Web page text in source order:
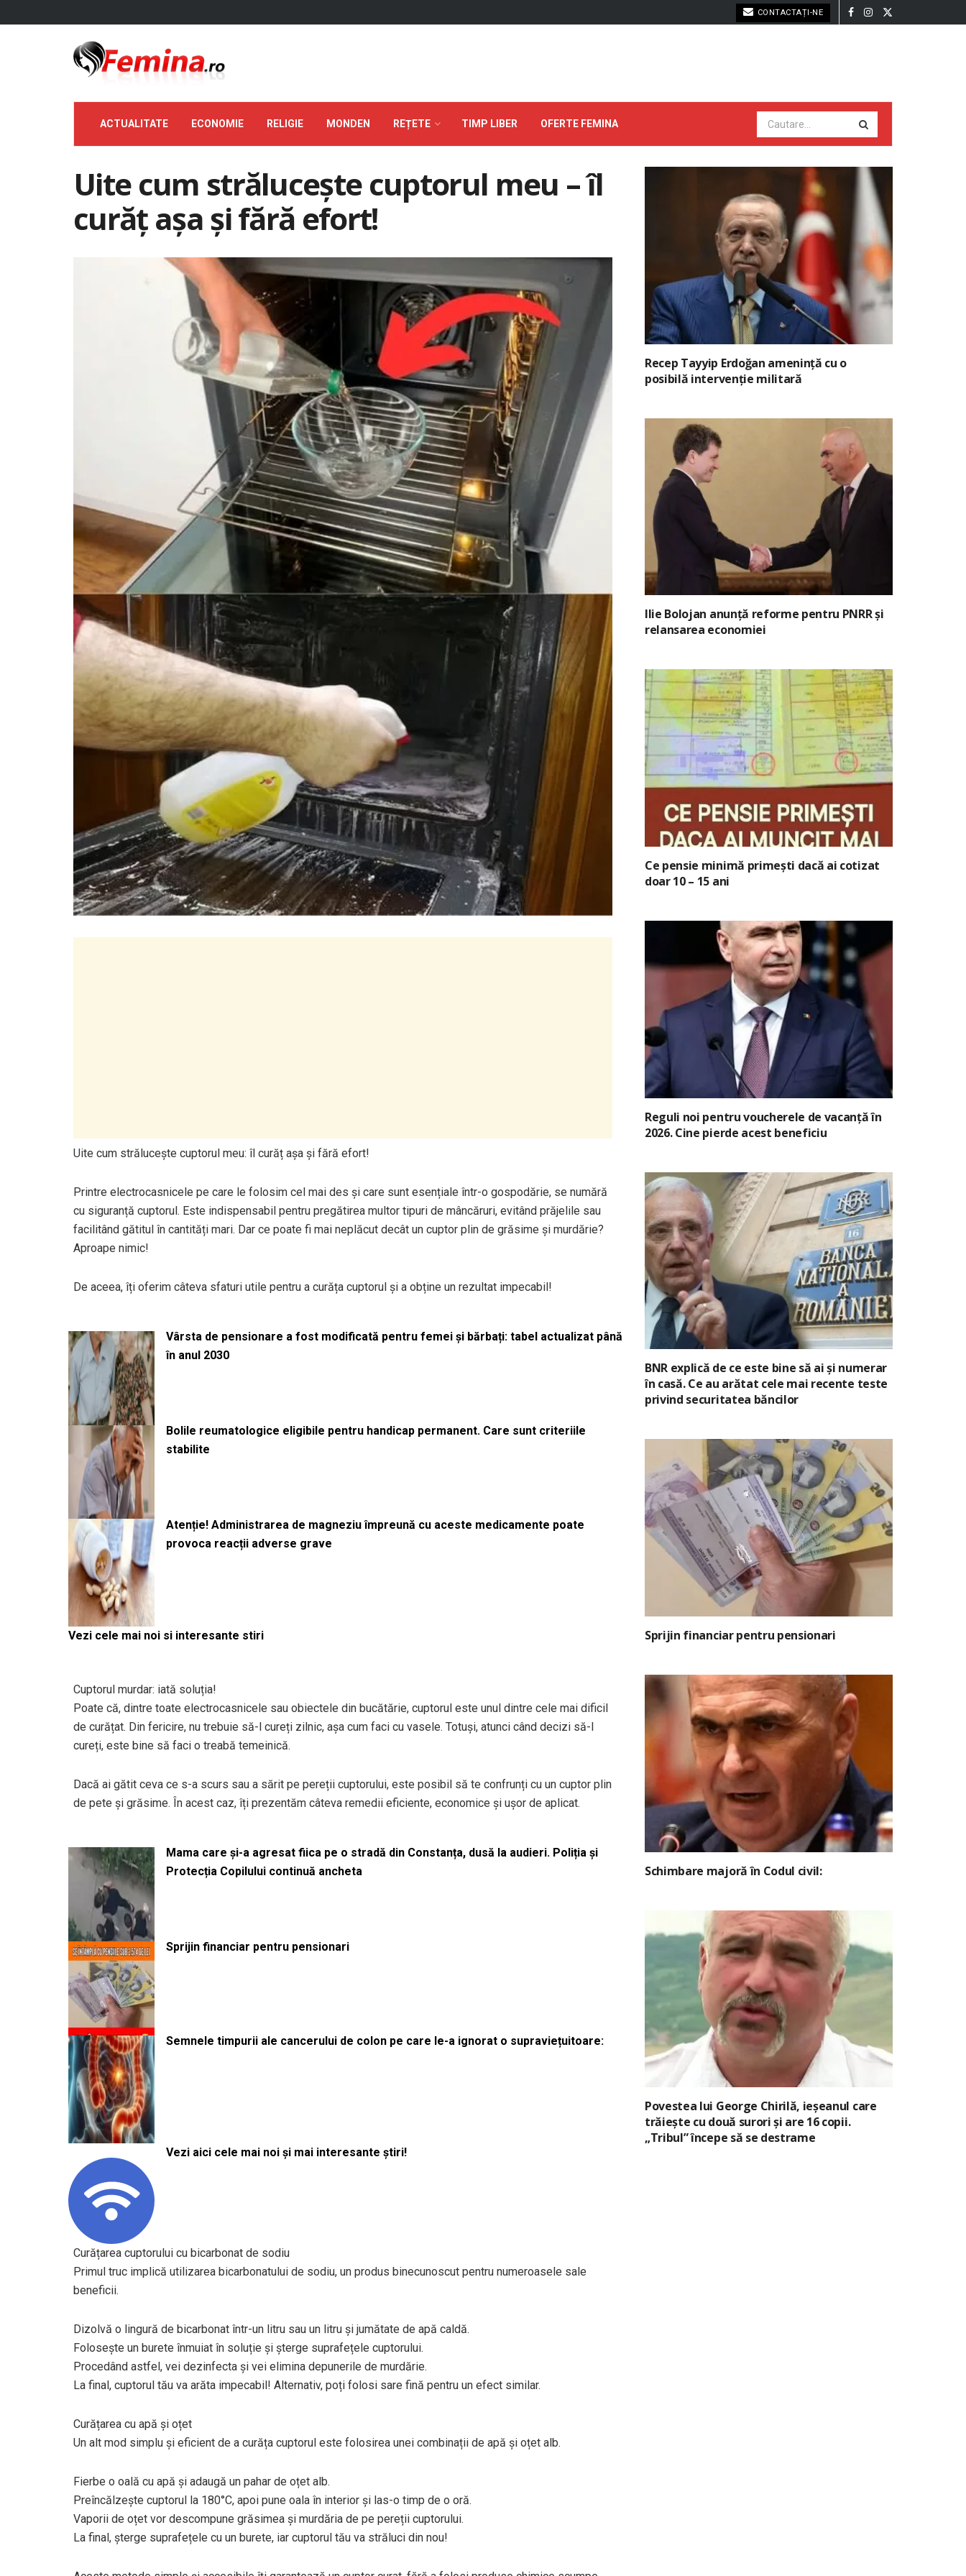
CONTACTAȚI-NE
ACTUALITATE ECONOMIE RELIGIE MONDEN REȚETE TIMP LIBER OFERTE FEMINA
Uite cum strălucește cuptorul meu – îl
curăț așa și fără efort!
Uite cum strălucește cuptorul meu: îl curăț așa și fără efort!
Printre electrocasnicele pe care le folosim cel mai des și care sunt esențiale într-o gospodărie, se numără
cu siguranță cuptorul. Este indispensabil pentru pregătirea multor tipuri de mâncăruri, evitând prăjelile sau
facilitând gătitul în cantități mari. Dar ce poate fi mai neplăcut decât un cuptor plin de grăsime și murdărie?
Aproape nimic!
De aceea, îți oferim câteva sfaturi utile pentru a curăța cuptorul și a obține un rezultat impecabil!
Vârsta de pensionare a fost modificată pentru femei și bărbați: tabel actualizat până
în anul 2030
Bolile reumatologice eligibile pentru handicap permanent. Care sunt criteriile
stabilite
Atenție! Administrarea de magneziu împreună cu aceste medicamente poate
provoca reacții adverse grave
Vezi cele mai noi si interesante stiri
Cuptorul murdar: iată soluția!
Poate că, dintre toate electrocasnicele sau obiectele din bucătărie, cuptorul este unul dintre cele mai dificil
de curățat. Din fericire, nu trebuie să-l cureți zilnic, așa cum faci cu vasele. Totuși, atunci când decizi să-l
cureți, este bine să faci o treabă temeinică.
Dacă ai gătit ceva ce s-a scurs sau a sărit pe pereții cuptorului, este posibil să te confrunți cu un cuptor plin
de pete și grăsime. În acest caz, îți prezentăm câteva remedii eficiente, economice și ușor de aplicat.
Mama care și-a agresat fiica pe o stradă din Constanța, dusă la audieri. Poliția și
Protecția Copilului continuă ancheta
Sprijin financiar pentru pensionari
Semnele timpurii ale cancerului de colon pe care le-a ignorat o supraviețuitoare:
Vezi aici cele mai noi și mai interesante știri!
Curățarea cuptorului cu bicarbonat de sodiu
Primul truc implică utilizarea bicarbonatului de sodiu, un produs binecunoscut pentru numeroasele sale
beneficii.
Dizolvă o lingură de bicarbonat într-un litru sau un litru și jumătate de apă caldă.
Folosește un burete înmuiat în soluție și șterge suprafețele cuptorului.
Procedând astfel, vei dezinfecta și vei elimina depunerile de murdărie.
La final, cuptorul tău va arăta impecabil! Alternativ, poți folosi sare fină pentru un efect similar.
Curățarea cu apă și oțet
Un alt mod simplu și eficient de a curăța cuptorul este folosirea unei combinații de apă și oțet alb.
Fierbe o oală cu apă și adaugă un pahar de oțet alb.
Preîncălzește cuptorul la 180°C, apoi pune oala în interior și las-o timp de o oră.
Vaporii de oțet vor descompune grăsimea și murdăria de pe pereții cuptorului.
La final, șterge suprafețele cu un burete, iar cuptorul tău va străluci din nou!
Recep Tayyip Erdoğan amenință cu o
posibilă intervenție militară
Ilie Bolojan anunță reforme pentru PNRR și
relansarea economiei
Ce pensie minimă primești dacă ai cotizat
doar 10 – 15 ani
Reguli noi pentru voucherele de vacanță în
2026. Cine pierde acest beneficiu
BNR explică de ce este bine să ai și numerar
în casă. Ce au arătat cele mai recente teste
privind securitatea băncilor
Sprijin financiar pentru pensionari
Schimbare majoră în Codul civil:
Povestea lui George Chirilă, ieșeanul care
trăiește cu două surori și are 16 copii.
„Tribul” începe să se destrame